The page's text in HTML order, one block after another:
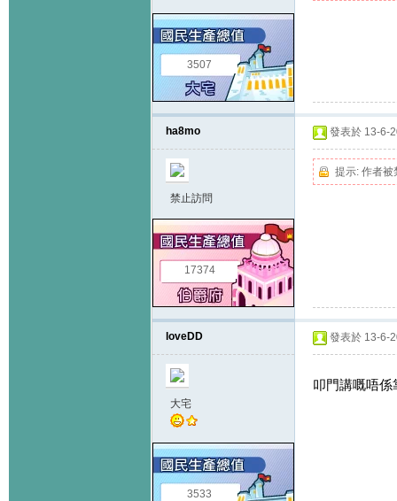
3507
ha8mo
禁止訪問
17374
發表於 13-6-
提示: 作者被
loveDD
大宅
3533
發表於 13-6-
叩門講嘅唔